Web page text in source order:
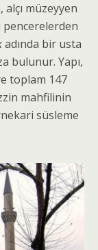
müzeyyen
pencerelerden
adında bir usta
bulunur. Yapı,
toplam 147
mahfilinin
süsleme